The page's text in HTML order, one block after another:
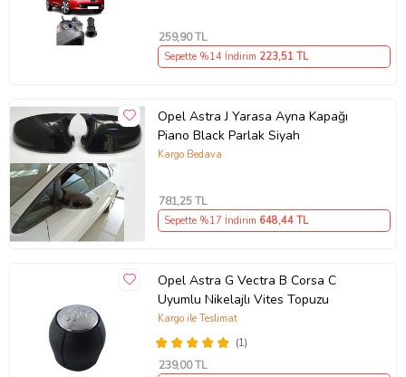
259,90 TL
Sepette %14 İndirim 223,51 TL
Opel Astra J Yarasa Ayna Kapağı
Piano Black Parlak Siyah
Kargo Bedava
781,25 TL
Sepette %17 İndirim 648,44 TL
Opel Astra G Vectra B Corsa C
Uyumlu Nikelajlı Vites Topuzu
(1)
Kargo ile Teslimat
239,00 TL